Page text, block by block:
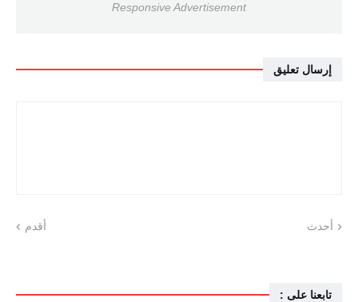
Responsive Advertisement
إرسال تعليق
أحدث أقدم
تابعنا على :